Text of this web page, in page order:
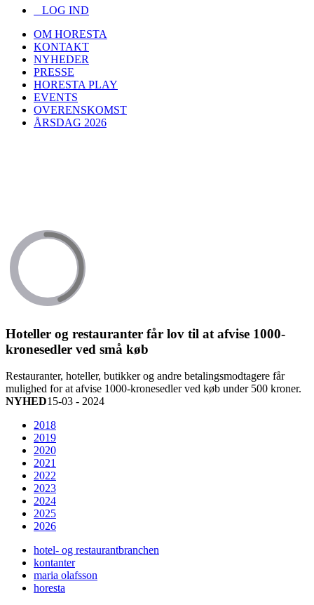
LOG IND
OM HORESTA
KONTAKT
NYHEDER
PRESSE
HORESTA PLAY
EVENTS
OVERENSKOMST
ÅRSDAG 2026
Hoteller og restauranter får lov til at afvise 1000-
kronesedler ved små køb
Restauranter, hoteller, butikker og andre betalingsmodtagere får
mulighed for at afvise 1000-kronesedler ved køb under 500 kroner.
NYHED15-03 - 2024
2018
2019
2020
2021
2022
2023
2024
2025
2026
hotel- og restaurantbranchen
kontanter
maria olafsson
horesta